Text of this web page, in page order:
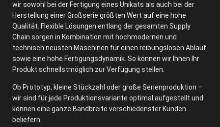
wir sowohl bei der Fertigung eines Unikats als auch bei der
Herstellung einer Großserie größten Wert auf eine hohe
Qualität. Flexible Lösungen entlang der gesamten Supply
Chain sorgen in Kombination mit hochmodernen und
technisch neusten Maschinen für einen reibungslosen Ablauf
sowie eine hohe Fertigungsdynamik. So können wir Ihnen Ihr
Produkt schnellstmöglich zur Verfügung stellen.
Ob Prototyp, kleine Stückzahl oder große Serienproduktion –
wir sind für jede Produktionsvariante optimal aufgestellt und
können eine ganze Bandbreite verschiedenster Kunden
beliefern.